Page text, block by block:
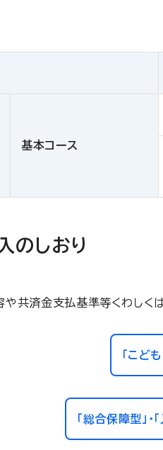
基本コース
のしおり
や共済金支払基準等くわしく
「こど
「総合保障型」・